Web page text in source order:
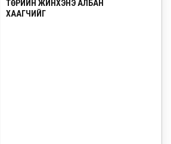
ТӨРИЙН ЖИНХЭНЭ АЛБАН
ХААГЧИЙГ